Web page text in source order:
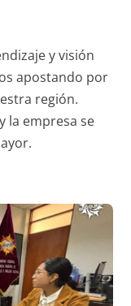
y visión
apostando por
región.
la empresa se